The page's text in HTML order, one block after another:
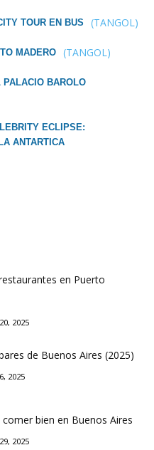
TOUR EN BUS (TANGOL)
MADERO (TANGOL)
PALACIO BAROLO
ECLIPSE:
ANTARTICA
en Puerto
2025
de Buenos Aires (2025)
2025
bien en Buenos Aires
2025